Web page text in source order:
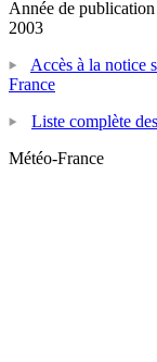
Année de publication
2003
Accès à la notice
France
Liste complète
Météo-France